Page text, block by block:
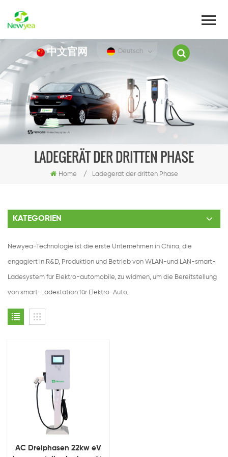
中文官网 Deutsch
LADEGERÄT DER DRITTEN PHASE
Home / Ladegerät der dritten Phase
KATEGORIEN
Newyea-Technologie ist die erste Unternehmen in China, die
engagiert in R&D, Produktion und Betrieb von WLAN-und LAN-smart-
Ladesystem für Elektro-automobile, zu widmen, um die Bereitstellung
von smart-Ladestation für Elektro-Auto.
AC Dreiphasen 22kw eV